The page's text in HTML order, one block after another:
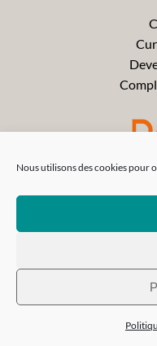
Nous utilisons des cookies pour